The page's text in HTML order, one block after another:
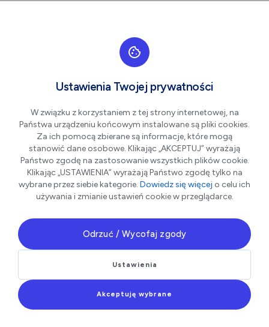
szukaną
frazę
poniżej
Pokaż filtry
Ustawienia Twojej prywatności
W związku z korzystaniem z tej strony internetowej, na
Państwa urządzeniu końcowym instalowane są pliki cookies.
Za ich pomocą zbierane są informacje, które mogą
stanowić dane osobowe. Klikając „AKCEPTUJ” wyrażają
Państwo zgodę na zastosowanie wszystkich plików cookie.
Klikając „USTAWIENIA” wyrażają Państwo zgodę tylko na
wybrane przez siebie kategorie. Dowiedz się więcej o celu ich
używania i zmianie ustawień cookie w przeglądarce.
Odrzuć / Wycofaj zgody
Ustawienia
Akceptuję wybrane